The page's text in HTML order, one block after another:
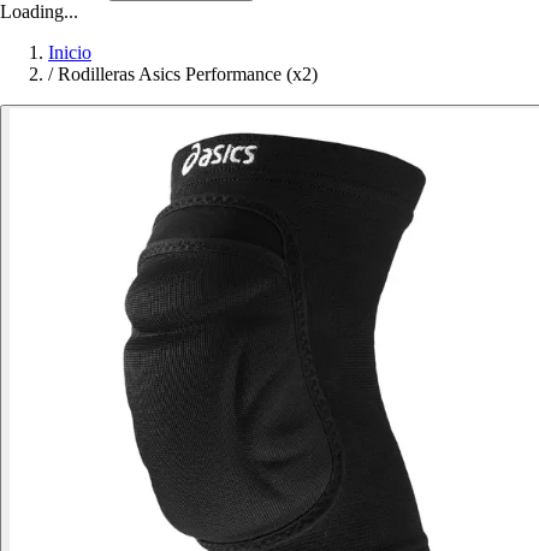
Loading...
Inicio
/ Rodilleras Asics Performance (x2)